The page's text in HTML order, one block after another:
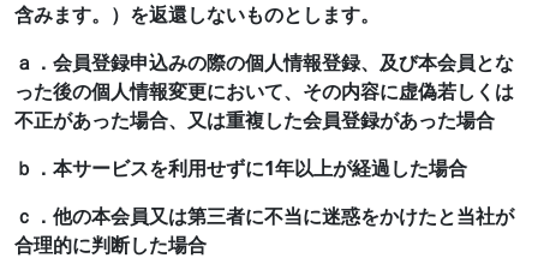
含みます。）を返還しないものとします。
ａ．会員登録申込みの際の個人情報登録、及び本会員とな
った後の個人情報変更において、その内容に虚偽若しくは
不正があった場合、又は重複した会員登録があった場合
ｂ．本サービスを利用せずに1年以上が経過した場合
ｃ．他の本会員又は第三者に不当に迷惑をかけたと当社が
合理的に判断した場合